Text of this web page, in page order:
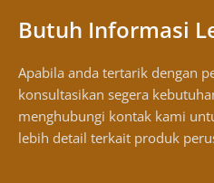
Butuh Informasi
Apabila anda tertarik dengan
konsultasikan segera
menghubungi kontak kami
lebih detail terkait produk